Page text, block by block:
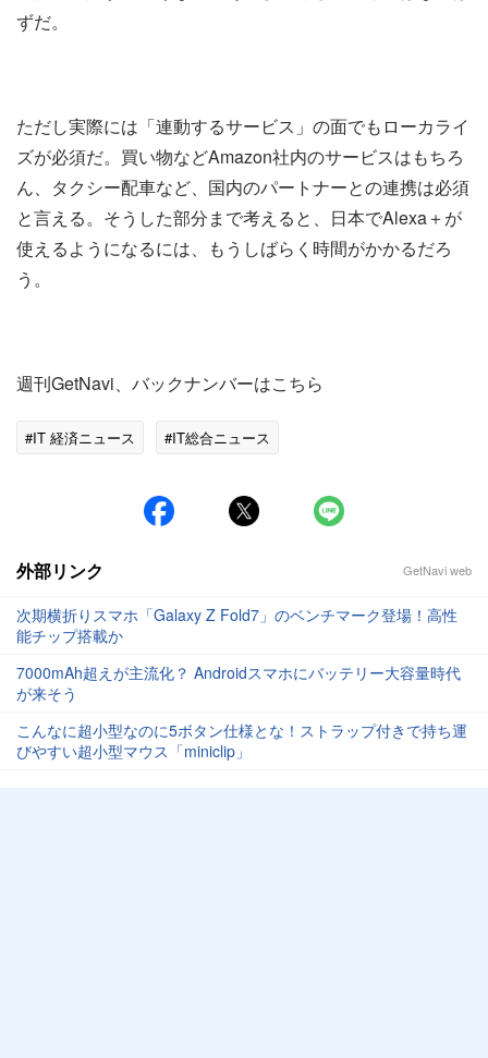
ずだ。
ただし実際には「連動するサービス」の面でもローカライ
ズが必須だ。買い物などAmazon社内のサービスはもちろ
ん、タクシー配車など、国内のパートナーとの連携は必須
と言える。そうした部分まで考えると、日本でAlexa＋が
使えるようになるには、もうしばらく時間がかかるだろ
う。
週刊GetNavi、バックナンバーはこちら
#IT 経済ニュース #IT総合ニュース
外部リンク GetNavi web
次期横折りスマホ「Galaxy Z Fold7」のベンチマーク登場！高性
能チップ搭載か
7000mAh超えが主流化？ Androidスマホにバッテリー大容量時代
が来そう
こんなに超小型なのに5ボタン仕様とな！ストラップ付きで持ち運
びやすい超小型マウス「miniclip」